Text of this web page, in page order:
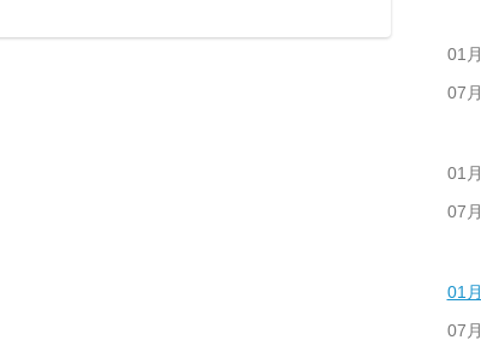
01月
07月
01月
07月
01月
07月